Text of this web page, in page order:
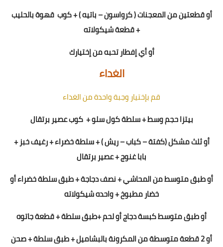
أو قطعتين من المعجنات ( كرواسون – باتيه ) + كوب قهوة بالحليب
+ قطعة شيكولاته
أوأيإفطار تحبه من إختيارك
الغداء
قم بإختيار وجبة واحدة من الغداء
بيتزا حجم وسط + سلطة كول سلو + كوب عصير برتقال
أو ثلث مشكل (كفتة – كباب – ريش ) + سلطة خضراء + رغيف خبز +
بابا غنوج + عصير برتقال
أو طبق متوسط من المحاشي + نصف دجاجة + طبق سلطة خضراء أو
خضار مطبوخ + واحده شيكولاته
أو طبق متوسط كبسة دجاج أو لحم +طبق سلطة + قطعة جاتوه
أو 2 قطعة متوسطة من المكرونة بالبشاميل + طبق سلطة + صحن